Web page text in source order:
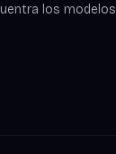
los modelos